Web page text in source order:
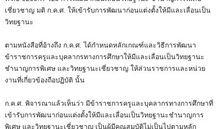
เชี่ยวชาญ มติ ก.ค.ศ. ให้เข้ารับการพัฒนาก่อนแต่งตั้งให้มีและเลื่อนเป็น
วิทยฐานะ
ตามหนังสือที่อ้างถึง ก.ค.ศ. ได้กำหนดหลักเกณฑ์และวิธีการพัฒนา
ข้าราชการครูและบุคลากรทางการศึกษาให้มีและเลื่อนเป็นวิทยฐานะ
ชำนาญการพิเศษ และวิทยฐานะเชี่ยวชาญ ให้ส่วนราชการและหน่วย
งานที่เกี่ยวข้องถือปฏิบัติ นั้น
ก.ค.ศ. พิจารณาแล้วเห็นว่า มีข้าราชการครูและบุคลากรทางการศึกษาที่
เข้ารับการพัฒนาก่อนแต่งตั้งให้มีและเลื่อนเป็นวิทยฐานะชำนาญการ
พิเศษ และวิทยฐานะเชี่ยวชาญ เป็นผู้มีคุณสมบัติไม่เป็นไปตามหลัก